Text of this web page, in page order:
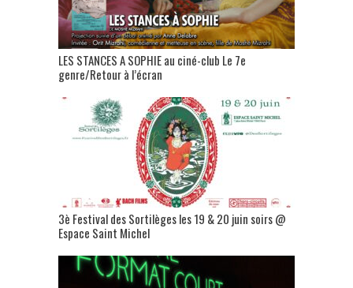
LES STANCES A SOPHIE au ciné-club Le 7e
genre/Retour à l’écran
3è Festival des Sortilèges les 19 & 20 juin soirs @
Espace Saint Michel